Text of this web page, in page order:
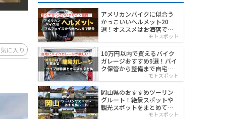
に入り
アメリカンバイクに似合う
かっこいいヘルメット20
選！オススメはお洒落でワ
モトスポット
10万円以内で買えるバイク
ガレージおすすめ9選！バイ
ク保管から整備まで自宅で
モトスポット
岡山県のおすすめツーリン
グルート！絶景スポットや
観光スポットをまとめて紹
モトスポット